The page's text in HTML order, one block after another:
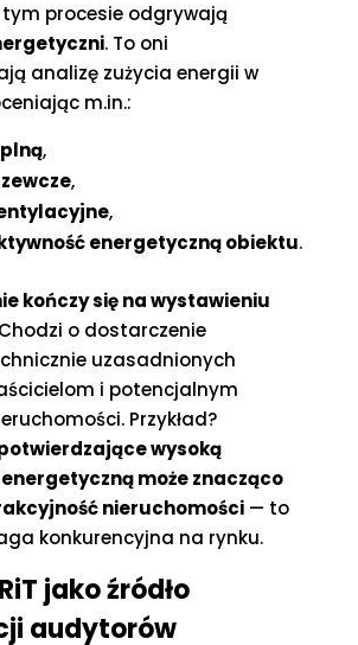
tym procesie odgrywają
. To oni
analizę zużycia energii w
m.in.:
,
,
,
energetyczną obiektu.
kończy się na wystawieniu
o dostarczenie
uzasadnionych
i potencjalnym
Przykład?
wysoką
może znacząco
nieruchomości — to
konkurencyjna na rynku.
jako źródło
audytorów